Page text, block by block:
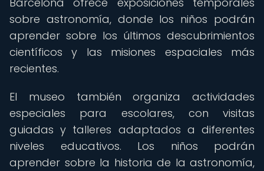
sobre astronomía, donde los niños podrán
aprender sobre los últimos descubrimientos
científicos y las misiones espaciales más
recientes.
El museo también organiza actividades
especiales para escolares, con visitas
guiadas y talleres adaptados a diferentes
niveles educativos. Los niños podrán
aprender sobre la historia de la astronomía,